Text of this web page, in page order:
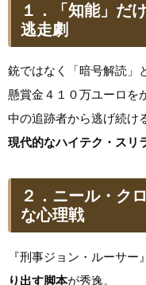
１．「知能」だ
逃走劇
銃ではなく「暗号解読」
懸賞金４１０万ユーロを
中の追跡者から逃げ続け
現代的なハイテク・スリ
２．ニール・ク
な心理戦
『刑事ジョン・ルーサー
り出す脚本が秀逸。